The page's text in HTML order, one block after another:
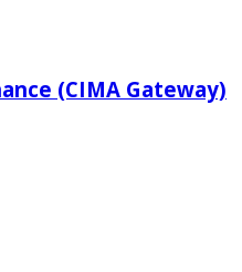
(CIMA Gateway)